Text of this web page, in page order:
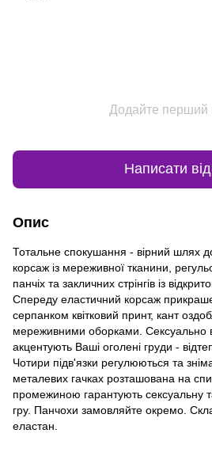
Додайте перший
Написати
Опис
Тотальне спокушання - вірний шлях
корсаж із мереживної тканини,
панчіх та закличних стрінгів із
Спереду еластичний корсаж
серпанком квітковий принт, кант
мереживними оборками. Сексуально
акцентують Ваші оголені груди -
Чотири підв'язки регулюються та
металевих гачках розташована на
промежиною гарантують сексуальну
гру. Панчохи замовляйте окремо.
еластан.